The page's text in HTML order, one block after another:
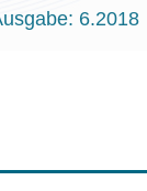
6.2018